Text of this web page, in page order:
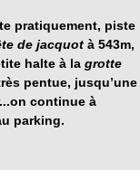
pratiquement, piste
de jacquot à 543m,
halte à la grotte
pentue, jusqu’une
continue à
parking.